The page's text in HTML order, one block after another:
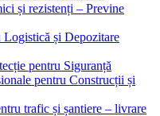
și rezistenți – Previne
Logistică și Depozitare
pentru Siguranță
pentru Construcții și
trafic și șantiere – livrare